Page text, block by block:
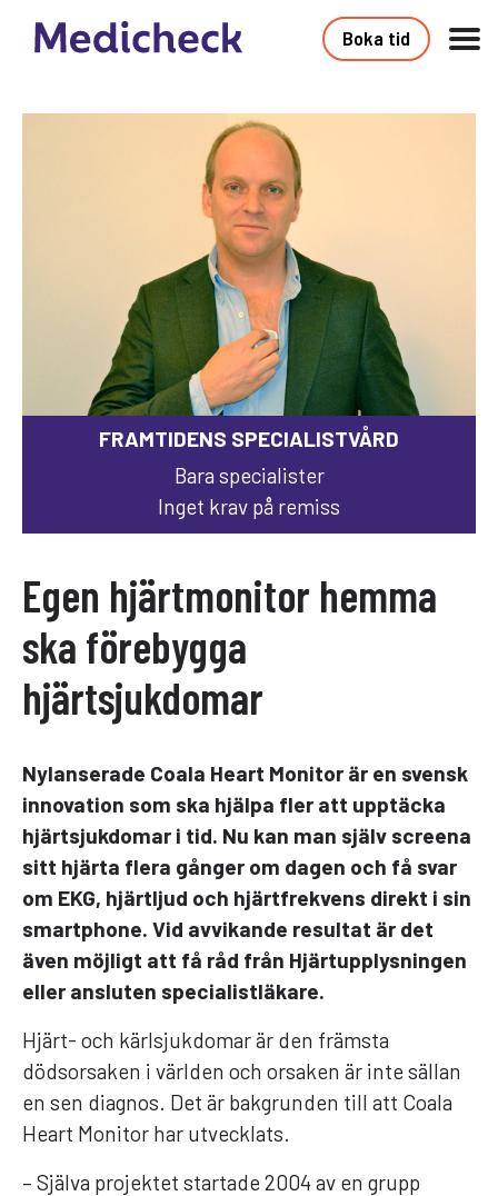
Boka tid
FRAMTIDENS SPECIALISTVÅRD
Bara specialister
Inget krav på remiss
Egen hjärtmonitor hemma
ska förebygga
hjärtsjukdomar
Nylanserade Coala Heart Monitor är en svensk
innovation som ska hjälpa fler att upptäcka
hjärtsjukdomar i tid. Nu kan man själv screena
sitt hjärta flera gånger om dagen och få svar
om EKG, hjärtljud och hjärtfrekvens direkt i sin
smartphone. Vid avvikande resultat är det
även möjligt att få råd från Hjärtupplysningen
eller ansluten specialistläkare.
Hjärt- och kärlsjukdomar är den främsta
dödsorsaken i världen och orsaken är inte sällan
en sen diagnos. Det är bakgrunden till att Coala
Heart Monitor har utvecklats.
– Själva projektet startade 2004 av en grupp